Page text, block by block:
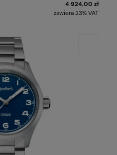
4 924,00 zł
zawiera 23% VAT